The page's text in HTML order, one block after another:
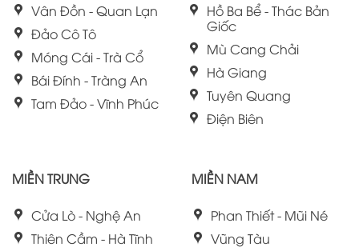
Vân Đồn - Quan Lạn
Đảo Cô Tô
Móng Cái - Trà Cổ
Bái Đính - Tràng An
Tam Đảo - Vĩnh Phúc
Hồ Ba Bể - Thác Bản
Giốc
Mù Cang Chải
Hà Giang
Tuyên Quang
Điện Biên
MIỀN TRUNG
Cửa Lò - Nghệ An
Thiên Cầm - Hà Tĩnh
MIỀN NAM
Phan Thiết - Mũi Né
Vũng Tàu